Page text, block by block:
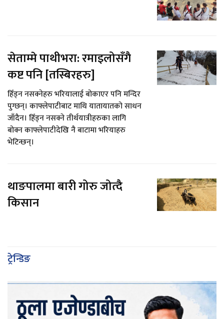
सेताम्मे पाथीभरा: रमाइलोसँगै
कष्ट पनि [तस्बिरहरु]
हिँड्न नसक्नेहरु भरियालाई बोकाएर पनि मन्दिर
पुग्छन्। काफ्लेपाटीबाट माथि यातायातको साधन
जाँदैन। हिँड्न नसक्ने तीर्थयात्रीहरुका लागि
बोक्न काफ्लेपाटीदेखि नै बाटामा भरियाहरु
भेटिन्छन्।
थाङपालमा बारी गोरु जोत्दै
किसान
ट्रेन्डिङ